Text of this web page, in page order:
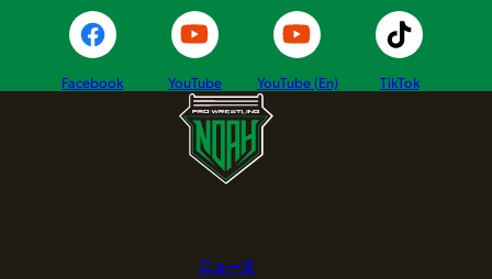
Facebook YouTube YouTube (En) TikTok
ニュース